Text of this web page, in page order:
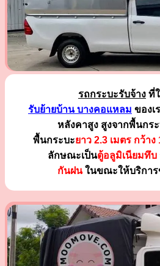
รถกระบะรับจ้าง ที่
รับย้ายบ้าน บางคอแหลม ของเ
หลังคาสูง สูงจากพื้นกร
พื้นกระบะยาว 2.3 เมตร กว้าง
ลักษณะเป็นตู้อลูมิเนียมทึบ
กันฝนในขณะให้บริการ